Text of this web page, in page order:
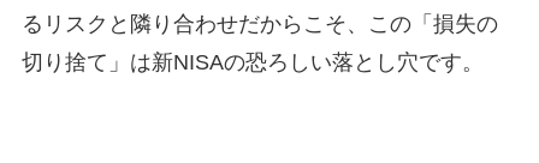
るリスクと隣り合わせだからこそ、この「損失の
切り捨て」は新NISAの恐ろしい落とし穴です。